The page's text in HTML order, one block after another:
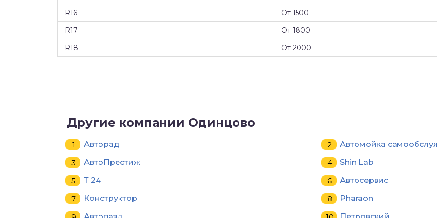
R16
От 1500
R17
От 1800
R18
От 2000
Другие компании Одинцово
Авторад
Автомойка
АвтоПрестиж
Shin Lab
Т 24
Автосервис
Конструктор
Pharaon
Автопазл
Петровский